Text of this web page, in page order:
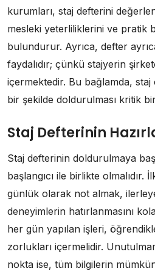
kurumları, staj defterini
mesleki yeterliliklerini ve pratik
bulundurur. Ayrıca, defter
faydalıdır; çünkü stajyerin
içermektedir. Bu bağlamda,
bir şekilde doldurulması kritik
Staj Defterinin
Staj defterinin doldurulmaya
başlangıcı ile birlikte olmalıdır.
günlük olarak not almak,
deneyimlerin hatırlanmasını
her gün yapılan işleri,
zorlukları içermelidir.
nokta ise, tüm bilgilerin